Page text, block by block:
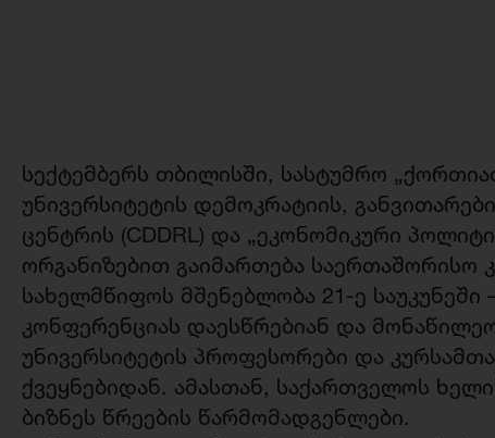
სექტემბერს თბილისში, სასტუმრო
უნივერსიტეტის დემოკრატიის,
ცენტრის (CDDRL) და „ეკონომიკური
ორგანიზებით გაიმართება საერთაშორისო
სახელმწიფოს მშენებლობა 21-ე
კონფერენციას დაესწრებიან და
უნივერსიტეტის პროფესორები და
ქვეყნებიდან. ამასთან, საქართველოს
ბიზნეს წრეების წარმომადგენლები.